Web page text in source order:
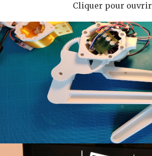
Cliquer pour ouvrir